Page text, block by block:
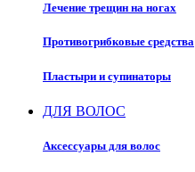
Лечение трещин на ногах
Противогрибковые средства
Пластыри и супинаторы
ДЛЯ ВОЛОС
Аксессуары для волос